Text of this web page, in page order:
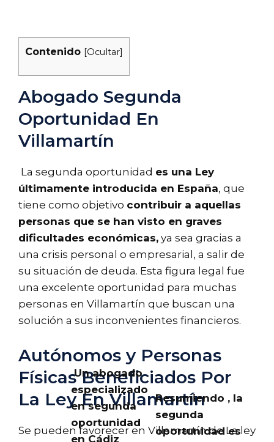
Contenido [Ocultar]
Abogado Segunda
Oportunidad En
Villamartín
La segunda oportunidad es una Ley
últimamente introducida en España, que
tiene como objetivo contribuir a aquellas
personas que se han visto en graves
dificultades económicas, ya sea gracias a
una crisis personal o empresarial, a salir de
su situación de deuda. Esta figura legal fue
una excelente oportunidad para muchas
personas en Villamartín que buscan una
solución a sus inconvenientes financieros.
Autónomos y Personas
Físicas Beneficiados Por
La Ley En Villamartín
Se pueden favorecer en Villamartín de La ley
Un abogado
especializado
en segunda
oportunidad
en Cádiz
Resumiendo , la
segunda
oportunidad es